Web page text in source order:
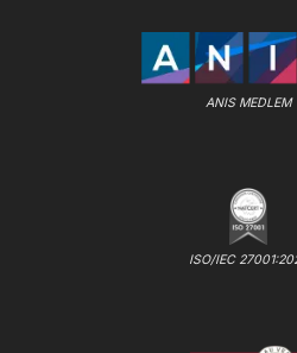
ANIS MEDLEM
ISO/IEC